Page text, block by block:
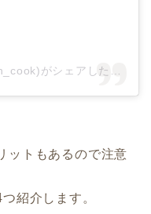
ットもあるので注意
紹介します。